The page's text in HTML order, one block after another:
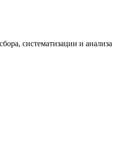
систематизации и анализа